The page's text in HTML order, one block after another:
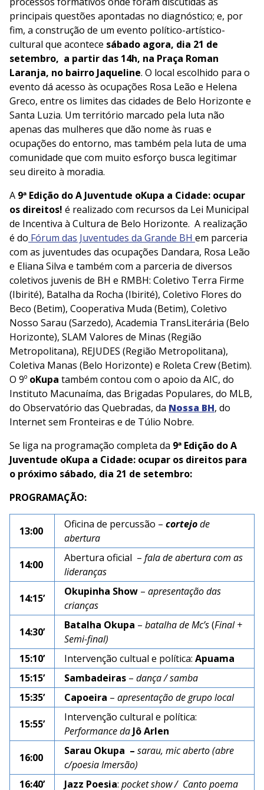
principais questões apontadas no diagnóstico; e, por
fim, a construção de um evento político-artístico-
cultural que acontece sábado agora, dia 21 de
setembro, a partir das 14h, na Praça Roman
Laranja, no bairro Jaqueline. O local escolhido para o
evento dá acesso às ocupações Rosa Leão e Helena
Greco, entre os limites das cidades de Belo Horizonte e
Santa Luzia. Um território marcado pela luta não
apenas das mulheres que dão nome às ruas e
ocupações do entorno, mas também pela luta de uma
comunidade que com muito esforço busca legitimar
seu direito à moradia.
A 9ª Edição do A Juventude oKupa a Cidade: ocupar
os direitos! é realizado com recursos da Lei Municipal
de Incentiva à Cultura de Belo Horizonte. A realização
é do Fórum das Juventudes da Grande BH em parceria
com as juventudes das ocupações Dandara, Rosa Leão
e Eliana Silva e também com a parceria de diversos
coletivos juvenis de BH e RMBH: Coletivo Terra Firme
(Ibirité), Batalha da Rocha (Ibirité), Coletivo Flores do
Beco (Betim), Cooperativa Muda (Betim), Coletivo
Nosso Sarau (Sarzedo), Academia TransLiterária (Belo
Horizonte), SLAM Valores de Minas (Região
Metropolitana), REJUDES (Região Metropolitana),
Coletiva Manas (Belo Horizonte) e Roleta Crew (Betim).
O 9º oKupa também contou com o apoio da AIC, do
Instituto Macunaíma, das Brigadas Populares, do MLB,
do Observatório das Quebradas, da Nossa BH, do
Internet sem Fronteiras e de Túlio Nobre.
Se liga na programação completa da 9ª Edição do A
Juventude oKupa a Cidade: ocupar os direitos para
o próximo sábado, dia 21 de setembro:
PROGRAMAÇÃO:
13:00
Oficina de percussão – cortejode
abertura
14:00
Abertura oficial – fala de abertura com as
lideranças
14:15’
Okupinha Show – apresentação das
crianças
14:30’
Batalha Okupa – batalha de Mc’s(Final +
Semi-final)
15:10’
Intervenção cultual e política: Apuama
15:15’
Sambadeiras – dança / samba
15:35’
Capoeira – apresentação de grupo local
15:55’
Intervenção cultural e política:
Performanceda Jô Arlen
16:00
Sarau Okupa – sarau, mic aberto (abre
c/poesia Imersão)
16:40’
Jazz Poesia: pocket show / Canto poema